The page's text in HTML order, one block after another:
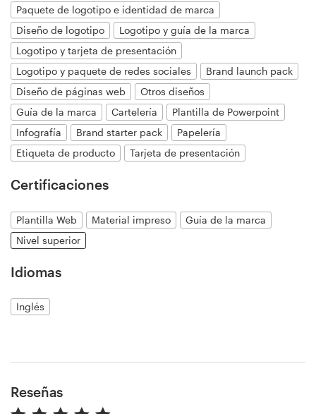
Paquete de logotipo e identidad de marca
Diseño de logotipo
Logotipo y guía de la marca
Logotipo y tarjeta de presentación
Logotipo y paquete de redes sociales
Brand launch pack
Diseño de páginas web
Otros diseños
Guía de la marca
Cartelería
Plantilla de Powerpoint
Infografía
Brand starter pack
Papelería
Etiqueta de producto
Tarjeta de presentación
Certificaciones
Plantilla Web Material impreso
Guía de la marca
Nivel superior
Idiomas
Inglés
Reseñas
Diseño de páginas web
Guía de la marca
Explorar todas las categorías
Soporte
+1 877 513 9415
Centro de ayuda
Hágase diseñador
Blog